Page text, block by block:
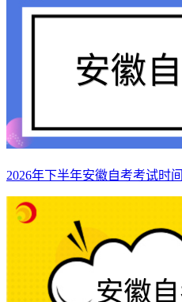
2026年下半年安徽自考考试时间